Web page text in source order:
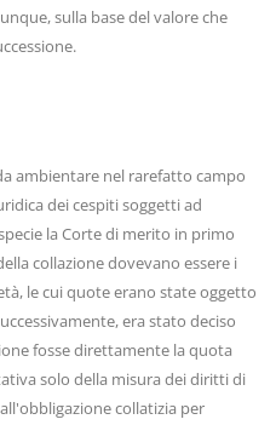
sulla base del valore che
ambientare nel rarefatto campo
dei cespiti soggetti ad
la Corte di merito in primo
collazione dovevano essere i
le cui quote erano state oggetto
era stato deciso
fosse direttamente la quota
solo della misura dei diritti di
collatizia per